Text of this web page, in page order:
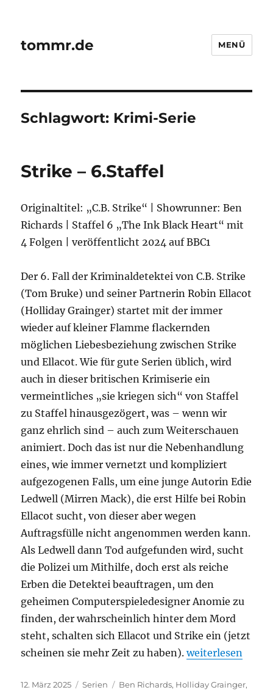
tommr.de MENÜ
Schlagwort: Krimi-Serie
Strike – 6.Staffel
Originaltitel: „C.B. Strike“ | Showrunner: Ben
Richards | Staffel 6 „The Ink Black Heart“ mit
4 Folgen | veröffentlicht 2024 auf BBC1
Der 6. Fall der Kriminaldetektei von C.B. Strike
(Tom Bruke) und seiner Partnerin Robin Ellacot
(Holliday Grainger) startet mit der immer
wieder auf kleiner Flamme flackernden
möglichen Liebesbeziehung zwischen Strike
und Ellacot. Wie für gute Serien üblich, wird
auch in dieser britischen Krimiserie ein
vermeintliches „sie kriegen sich“ von Staffel
zu Staffel hinausgezögert, was – wenn wir
ganz ehrlich sind – auch zum Weiterschauen
animiert. Doch das ist nur die Nebenhandlung
eines, wie immer vernetzt und kompliziert
aufgezogenen Falls, um eine junge Autorin Edie
Ledwell (Mirren Mack), die erst Hilfe bei Robin
Ellacot sucht, von dieser aber wegen
Auftragsfülle nicht angenommen werden kann.
Als Ledwell dann Tod aufgefunden wird, sucht
die Polizei um Mithilfe, doch erst als reiche
Erben die Detektei beauftragen, um den
geheimen Computerspieledesigner Anomie zu
finden, der wahrscheinlich hinter dem Mord
steht, schalten sich Ellacot und Strike ein (jetzt
scheinen sie mehr Zeit zu haben).„Strike –
weiterlesen
Veröffentlicht
12. März 2025 Kategorien
Serien Schlagwörter
Ben Richards, Holliday Grainger,